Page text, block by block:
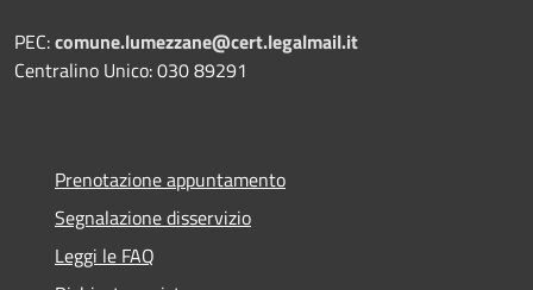
PEC:comune.lumezzane@cert.legalmail.it
Centralino Unico: 030 89291
Prenotazione appuntamento
Segnalazione disservizio
Leggi le FAQ